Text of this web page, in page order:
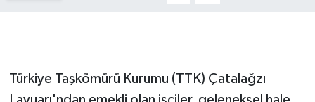
Türkiye Taşkömürü Kurumu (TTK) Çatalağzı
GÜNDEM